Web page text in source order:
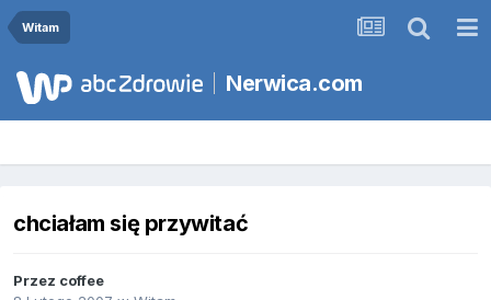
Witam
Nerwica.com
chciałam się przywitać
Przez coffee